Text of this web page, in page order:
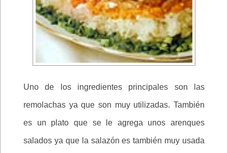
Uno de los ingredientes principales son las
remolachas ya que son muy utilizadas. También
es un plato que se le agrega unos arenques
salados ya que la salazón es también muy usada